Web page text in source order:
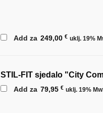
Add za 249,00 € uklj. 19%
STIL-FIT sjedalo "City
Add za 79,95 € uklj. 19%